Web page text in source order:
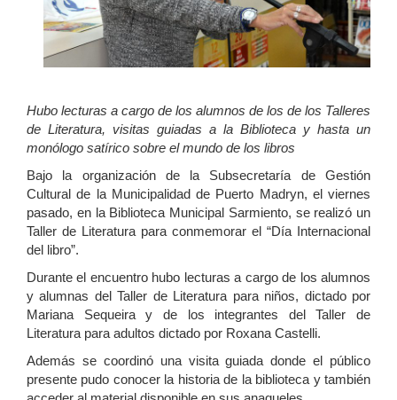
Hubo lecturas a cargo de los alumnos de los de los Talleres
de Literatura, visitas guiadas a la Biblioteca y hasta un
monólogo satírico sobre el mundo de los libros
Bajo la organización de la Subsecretaría de Gestión
Cultural de la Municipalidad de Puerto Madryn, el viernes
pasado, en la Biblioteca Municipal Sarmiento, se realizó un
Taller de Literatura para conmemorar el “Día Internacional
del libro”.
Durante el encuentro hubo lecturas a cargo de los alumnos
y alumnas del Taller de Literatura para niños, dictado por
Mariana Sequeira y de los integrantes del Taller de
Literatura para adultos dictado por Roxana Castelli.
Además se coordinó una visita guiada donde el público
presente pudo conocer la historia de la biblioteca y también